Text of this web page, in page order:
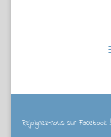
Rejoignez-nous sur Facebook !